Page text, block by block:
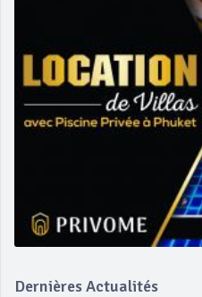
Dernières Actualités